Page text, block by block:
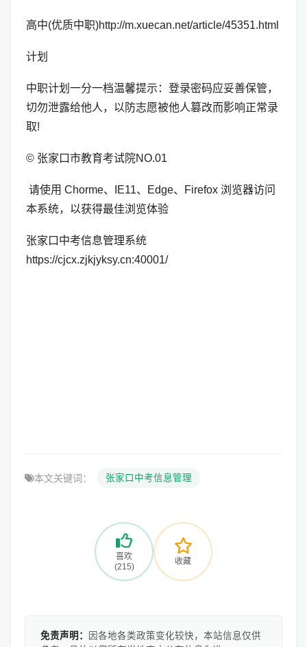
高中(优质中职)http://m.xuecan.net/article/45351.html
计划
中职计划一分一档温馨提示：登录密码应妥善保管，
切勿泄露给他人，以防志愿被他人篡改而影响正常录
取!
© 张家口市教育考试院NO.01
请使用 Chorme、IE11、Edge、Firefox 浏览器访问
本系统，以获得最佳浏览体验
张家口中考信息管理系统
https://cjcx.zjkjyksy.cn:40001/
本文关键词： 张家口中考信息管理
喜欢
(215)
收藏
免责声明：
因各地各类政策变化较快，本站信息仅供